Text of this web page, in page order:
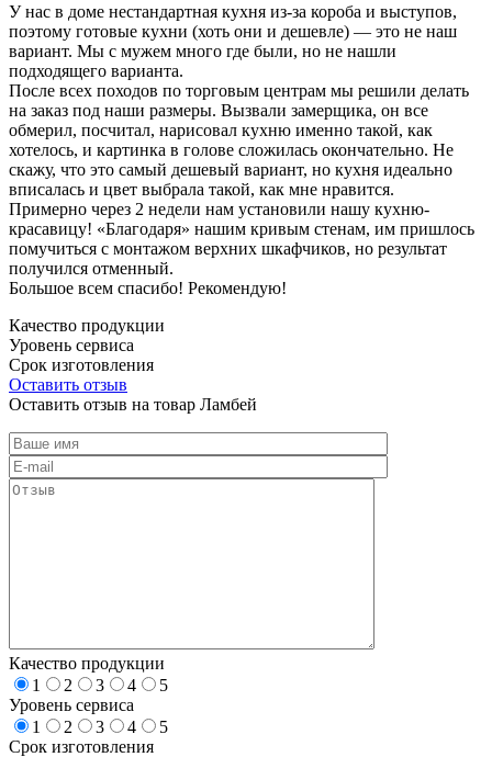
У нас в доме нестандартная кухня из-за короба и выступов,
поэтому готовые кухни (хоть они и дешевле) — это не наш
вариант. Мы с мужем много где были, но не нашли
подходящего варианта.
После всех походов по торговым центрам мы решили делать
на заказ под наши размеры. Вызвали замерщика, он все
обмерил, посчитал, нарисовал кухню именно такой, как
хотелось, и картинка в голове сложилась окончательно. Не
скажу, что это самый дешевый вариант, но кухня идеально
вписалась и цвет выбрала такой, как мне нравится.
Примерно через 2 недели нам установили нашу кухню-
красавицу! «Благодаря» нашим кривым стенам, им пришлось
помучиться с монтажом верхних шкафчиков, но результат
получился отменный.
Большое всем спасибо! Рекомендую!
Качество продукции
Уровень сервиса
Срок изготовления
Оставить отзыв
Оставить отзыв на товар Ламбей
Качество продукции
1
2 3 4
5
Уровень сервиса
1
2 3 4
5
Срок изготовления